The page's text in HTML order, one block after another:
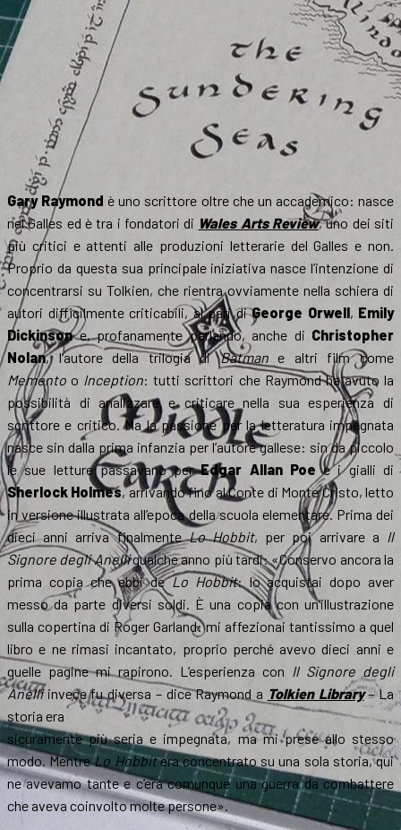
Gary Raymond è uno scrittore oltre che un accademico: nasce
nel Galles ed è tra i fondatori di Wales Arts Review, uno dei siti
più critici e attenti alle produzioni letterarie del Galles e non.
Proprio da questa sua principale iniziativa nasce l’intenzione di
concentrarsi su Tolkien, che rientra ovviamente nella schiera di
autori difficilmente criticabili, al pari diGeorge Orwell, Emily
Dickinsone, profanamente parlando, anche di Christopher
Nolan, l’autore della trilogia diBatmane altri film come
Memento o Inception: tutti scrittori che Raymond ha avuto la
possibilità di analizzare e criticare nella sua esperienza di
scrittore e critico. Ma la passione per la letteratura impegnata
nasce sin dalla prima infanzia per l’autore gallese: sin da piccolo
le sue letture passavano perEdgar Allan Poee i gialli di
Sherlock Holmes, arrivando fino al Conte di Monte Cristo, letto
in versione illustrata all’epoca della scuola elementare. Prima dei
dieci anni arriva finalmenteLo Hobbit, per poi arrivare a Il
Signore degli Anelliqualche anno più tardi: «Conservo ancora la
prima copia che ebbi deLo Hobbit: lo acquistai dopo aver
messo da parte diversi soldi. È una copia con un’illustrazione
sulla copertina di Roger Garland: mi affezionai tantissimo a quel
libro e ne rimasi incantato, proprio perché avevo dieci anni e
quelle pagine mi rapirono. L’esperienza con Il Signore degli
Anelliinvece fu diversa – dice Raymond a Tolkien Library– La
storia era
sicuramente più seria e impegnata, ma mi prese allo stesso
modo. MentreLo Hobbitera concentrato su una sola storia, qui
ne avevamo tante e c’era comunque una guerra da combattere
che aveva coinvolto molte persone».